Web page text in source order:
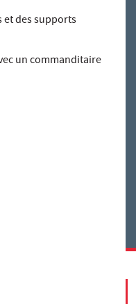
et des supports
un commanditaire